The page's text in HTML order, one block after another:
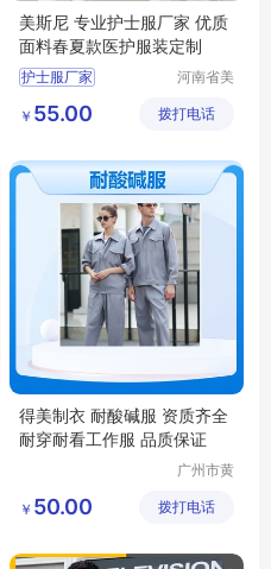
美斯尼 专业护士服厂家 优质
面料春夏款医护服装定制
护士服厂家
护士服价格
护士服定制
河南省美
有限公司
￥ 55.00 拨打电话
得美制衣 耐酸碱服 资质齐全
耐穿耐看工作服 品质保证
广州市黄
制衣厂
￥ 50.00 拨打电话